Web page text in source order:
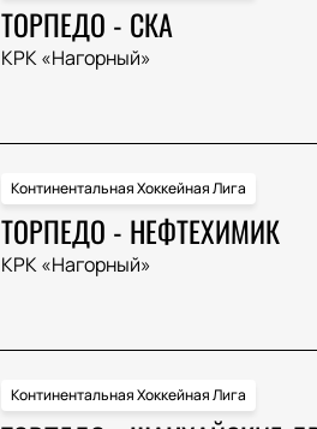
ТОРПЕДО - СКА
КРК «Нагорный»
Континентальная Хоккейная Лига
ТОРПЕДО - НЕФТЕХИМИК
КРК «Нагорный»
Континентальная Хоккейная Лига